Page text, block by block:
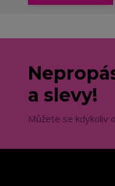
a slevy!
Můžete se kdykoliv